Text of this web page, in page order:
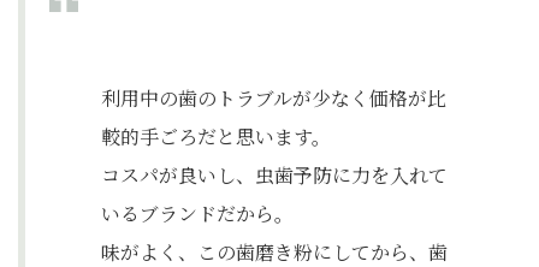
利用中の歯のトラブルが少なく価格が比
較的手ごろだと思います。
コスパが良いし、虫歯予防に力を入れて
いるブランドだから。
味がよく、この歯磨き粉にしてから、歯